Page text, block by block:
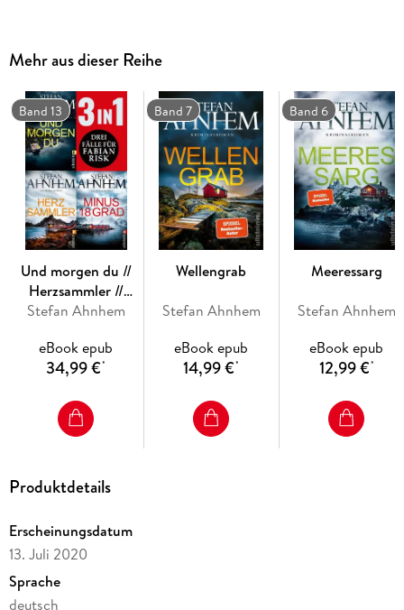
entscheiden?
"Es packt dich auf der ersten Seite und lässt dich nicht mehr
los." Hjorth & Rosenfeldt
"Stefan Ahnhem gehört zur internationalen Krimi-Elite"
Krimi-Couch
Wie das Töten begann, lesen Sie in "Der Würfelmörder"
Mehr aus dieser Reihe
Band 13
Und morgen du //
Herzsammler //
Minus 18 Grad
Stefan Ahnhem
eBook epub
34,99 €*
Band 7
Wellengrab
Stefan Ahnhem
eBook epub
14,99 €*
Band 6
Meeressarg
Stefan Ahnhem
eBook epub
12,99 €*
Produktdetails
Erscheinungsdatum
13. Juli 2020
Sprache
deutsch